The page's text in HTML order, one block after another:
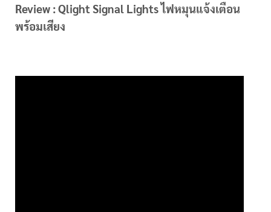
Review : Qlight Signal Lights ไฟหมุนแจ้งเตือน
พร้อมเสียง